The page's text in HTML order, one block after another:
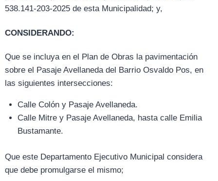
538.141-203-2025 de esta Municipalidad; y,
CONSIDERANDO:
Que se incluya en el Plan de Obras la pavimentación
sobre el Pasaje Avellaneda del Barrio Osvaldo Pos, en
las siguientes intersecciones:
Calle Colón y Pasaje Avellaneda.
Calle Mitre y Pasaje Avellaneda, hasta calle Emilia
Bustamante.
Que este Departamento Ejecutivo Municipal considera
que debe promulgarse el mismo;